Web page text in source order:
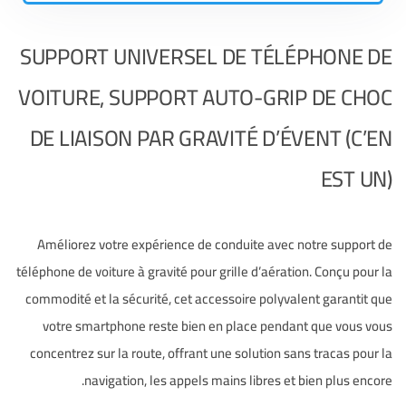
SUPPORT UNIVERSEL DE TÉLÉPHONE DE
VOITURE, SUPPORT AUTO-GRIP DE CHOC
DE LIAISON PAR GRAVITÉ D’ÉVENT (C’EN
EST UN)
Améliorez votre expérience de conduite avec notre support de
téléphone de voiture à gravité pour grille d’aération. Conçu pour la
commodité et la sécurité, cet accessoire polyvalent garantit que
votre smartphone reste bien en place pendant que vous vous
concentrez sur la route, offrant une solution sans tracas pour la
navigation, les appels mains libres et bien plus encore.